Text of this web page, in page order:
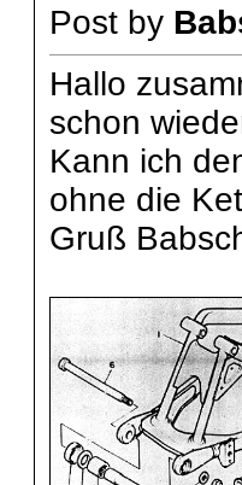
Post by
Hallo
schon
Kann ich
ohne die
Gruß